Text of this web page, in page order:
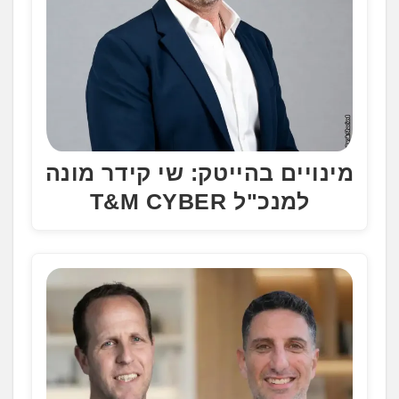
מינויים בהייטק: שי קידר מונה
למנכ"ל T&M CYBER